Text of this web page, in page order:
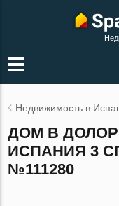
Недвижимость в
ДОМ В
ИСПАНИЯ 3
№111280